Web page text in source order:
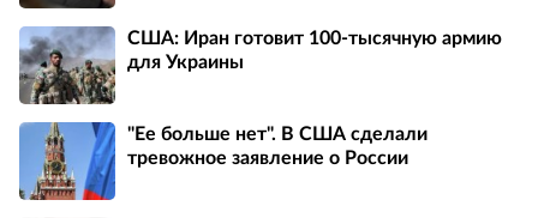
США: Иран готовит 100-тысячную армию
для Украины
"Ее больше нет". В США сделали
тревожное заявление о России